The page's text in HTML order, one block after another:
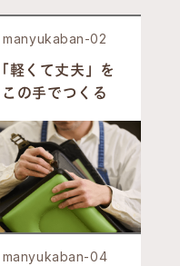
manyukaban-02
「軽くて丈夫」を
この手でつくる
manyukaban-04